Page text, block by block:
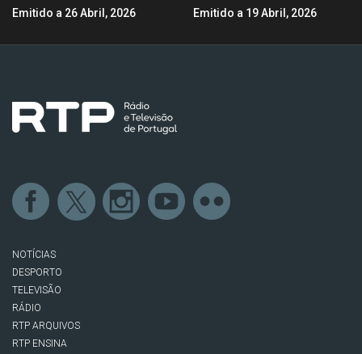
Emitido a 26 Abril, 2026 Emitido a 19 Abril, 2026
NOTÍCIAS
DESPORTO
TELEVISÃO
RÁDIO
RTP ARQUIVOS
RTP ENSINA